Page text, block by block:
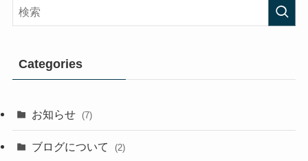
Categories
お知らせ (7)
ブログについて (2)